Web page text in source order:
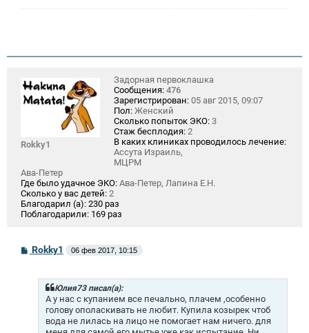
Rokky1
Задорная первоклашка
Сообщения: 476
Зарегистрирован: 05 авг 2015, 09:07
Пол: Женский
Сколько попыток ЭКО: 3
Стаж бесплодия: 2
В каких клиниках проводилось лечение:
Ассута Израиль,
МЦРМ
Ава-Петер
Где было удачное ЭКО: Ава-Петер, Лапина Е.Н.
Сколько у вас детей: 2
Благодарил (а): 230 раз
Поблагодарили: 169 раз
СRokky1 06 фев 2017, 10:15
Юлия73 писал(а):
А у нас с купанием все печально, плачем ,особенно
голову ополаскивать не любит. Купила козырек чтоб
вода не лилась на лицо не помогает нам ничего. для